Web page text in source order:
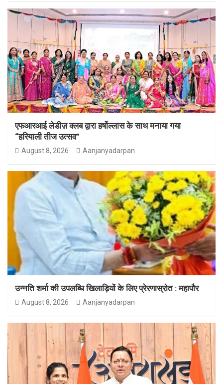
एफआरआई लेडीज़ क्लब द्वारा हर्षोल्लास के साथ मनाया गया
“हरियाली तीज उत्सव”
August 8, 2026 Aanjanyadarpan
उन्नति शर्मा की उपलब्धि खिलाड़ियों के लिए प्रेरणास्रोत : महापौर
August 8, 2026 Aanjanyadarpan